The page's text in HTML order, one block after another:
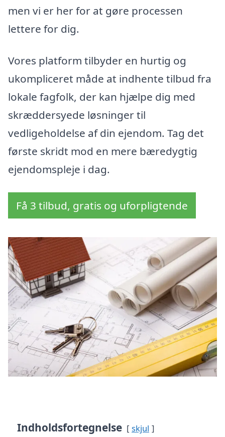
men vi er her for at gøre processen
lettere for dig.
Vores platform tilbyder en hurtig og
ukompliceret måde at indhente tilbud fra
lokale fagfolk, der kan hjælpe dig med
skræddersyede løsninger til
vedligeholdelse af din ejendom. Tag det
første skridt mod en mere bæredygtig
ejendomspleje i dag.
Få 3 tilbud, gratis og uforpligtende
Indholdsfortegnelse skjul